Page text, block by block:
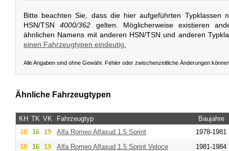
Bitte beachten Sie, dass die hier aufgeführten Typklassen
HSN/TSN4000/362 gelten. Möglicherweise existieren
ähnlichen Namens mit anderen HSN/TSN und anderen
einen Fahrzeugtypen eindeutig.
Alle Angaben sind ohne Gewähr. Fehler oder zwischenzeitliche Änderungen
Ähnliche Fahrzeugtypen
KH TK VK Fahrzeugtyp
Baujahre
18
16 19 Alfa Romeo Alfasud 1.5 Sprint
1978-1981
18
16 19 Alfa Romeo Alfasud 1.5 Sprint Veloce
1981-1984